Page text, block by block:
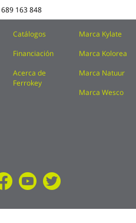
689 163 848
Catálogos
Financiación
Acerca de
Ferrokey
Marca Kylate
Marca Kolorea
Marca Natuur
Marca Wesco